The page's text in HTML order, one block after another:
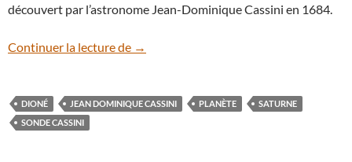
découvert par l’astronome Jean-Dominique Cassini en 1684.
Continuer la lecture de La sonde Cassini survole Dioné, un des
→
DIONÉ JEAN DOMINIQUE CASSINI PLANÈTE
SATURNE
SONDE CASSINI